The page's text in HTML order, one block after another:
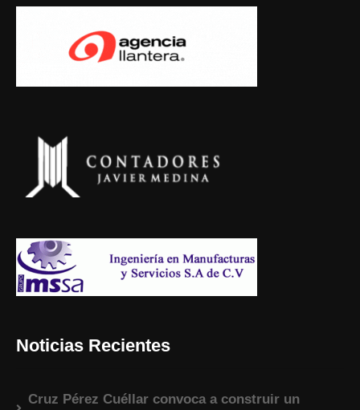
Noticias Recientes
Cruz Pérez Cuéllar convoca a construir un